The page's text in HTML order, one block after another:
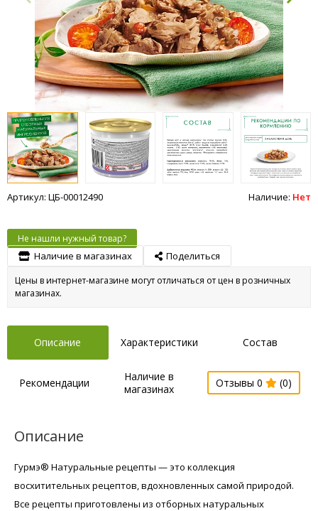
Артикул: ЦБ-00012490 Наличие: Нет
Не нашли нужный товар?
Наличие в магазинах Поделиться
Цены в интернет-магазине могут отличаться от цен в розничных
магазинах.
Описание Характеристики Состав
Рекомендации
Наличие в
магазинах
Отзывы 0 (0)
Описание
Гурмэ® Натуральные рецепты — это коллекция
восхитительных рецептов, вдохновленных самой природой.
Все рецепты приготовлены из отборных натуральных